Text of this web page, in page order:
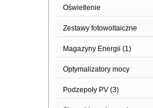
Oświetlenie
Zestawy fotowoltaiczne
Magazyny Energii (1)
Optymalizatory mocy
Podzepoły PV (3)